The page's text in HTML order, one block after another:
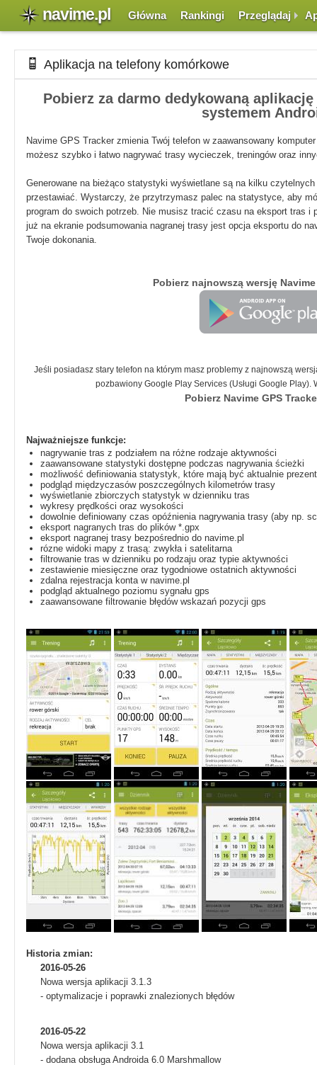
navime.pl Główna Rankingi Przeglądaj
Aplikacja na telefony komórkowe
Pobierz za darmo dedykowaną
systemem
Navime GPS Tracker zmienia Twój telefon w zaawansowany
możesz szybko i łatwo nagrywać trasy wycieczek, treningów oraz
Generowane na bieżąco statystyki wyświetlane są na kilku
przestawiać. Wystarczy, że przytrzymasz palec na statystyce, aby
program do swoich potrzeb. Nie musisz tracić czasu na eksport tras i
już na ekranie podsumowania nagranej trasy jest opcja eksportu do
Twoje dokonania.
Pobierz najnowszą wersję Navime
Jeśli posiadasz stary telefon na którym masz problemy z najnowszą
pozbawiony Google Play Services (Usługi Google Play).
Pobierz Navime GPS
Najważniejsze funkcje:
nagrywanie tras z podziałem na różne rodzaje aktywności
zaawansowane statystyki dostępne podczas nagrywania ścieżki
możliwość definiowania statystyk, które mają być aktualnie
podgląd międzyczasów poszczególnych kilometrów trasy
wyświetlanie zbiorczych statystyk w dzienniku tras
wykresy prędkości oraz wysokości
dowolnie definiowany czas opóźnienia nagrywania trasy (aby np.
eksport nagranych tras do plików *.gpx
eksport nagranej trasy bezpośrednio do navime.pl
rózne widoki mapy z trasą: zwykła i satelitarna
filtrowanie tras w dzienniku po rodzaju oraz typie aktywności
zestawienie miesięczne oraz tygodniowe ostatnich aktywności
zdalna rejestracja konta w navime.pl
podgląd aktualnego poziomu sygnału gps
zaawansowane filtrowanie błędów wskazań pozycji gps
Historia zmian:
2016-05-26
Nowa wersja aplikacji 3.1.3
- optymalizacje i poprawki znalezionych błędów
2016-05-22
Nowa wersja aplikacji 3.1
- dodana obsługa Androida 6.0 Marshmallow